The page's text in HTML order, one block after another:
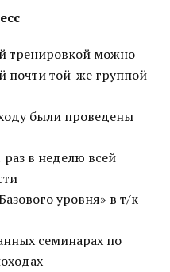
тренировкой можно
почти той-же группой
были проведены
в неделю всей
уровня» в т/к
семинарах по